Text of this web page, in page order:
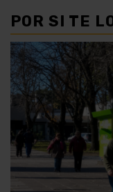
POR SI TE